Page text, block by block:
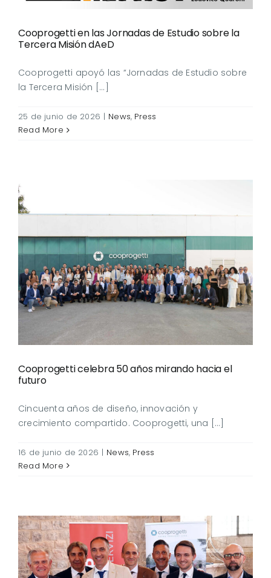
Cooprogetti en las Jornadas de Estudio sobre la
Tercera Misión dAeD
Cooprogetti apoyó las “Jornadas de Estudio sobre
la Tercera Misión [...]
25 de junio de 2026 | News, Press
Read More
Cooprogetti celebra 50
años mirando hacia el
futuro
Cooprogetti celebra 50 años mirando hacia el
futuro
Cincuenta años de diseño, innovación y
crecimiento compartido. Cooprogetti, una [...]
16 de junio de 2026 | News, Press
Read More